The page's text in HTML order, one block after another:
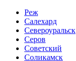
Реж
Салехард
Североуральск
Серов
Советский
Соликамск